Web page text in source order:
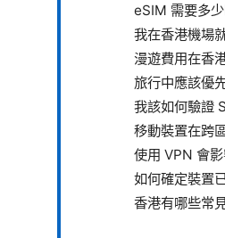
eSIM 需要多少
我在香港機場
漫遊費用在香
旅行中應該優
我該如何驗證
移動裝置在跨
使用 VPN 會影
如何確定裝置
香港有哪些常